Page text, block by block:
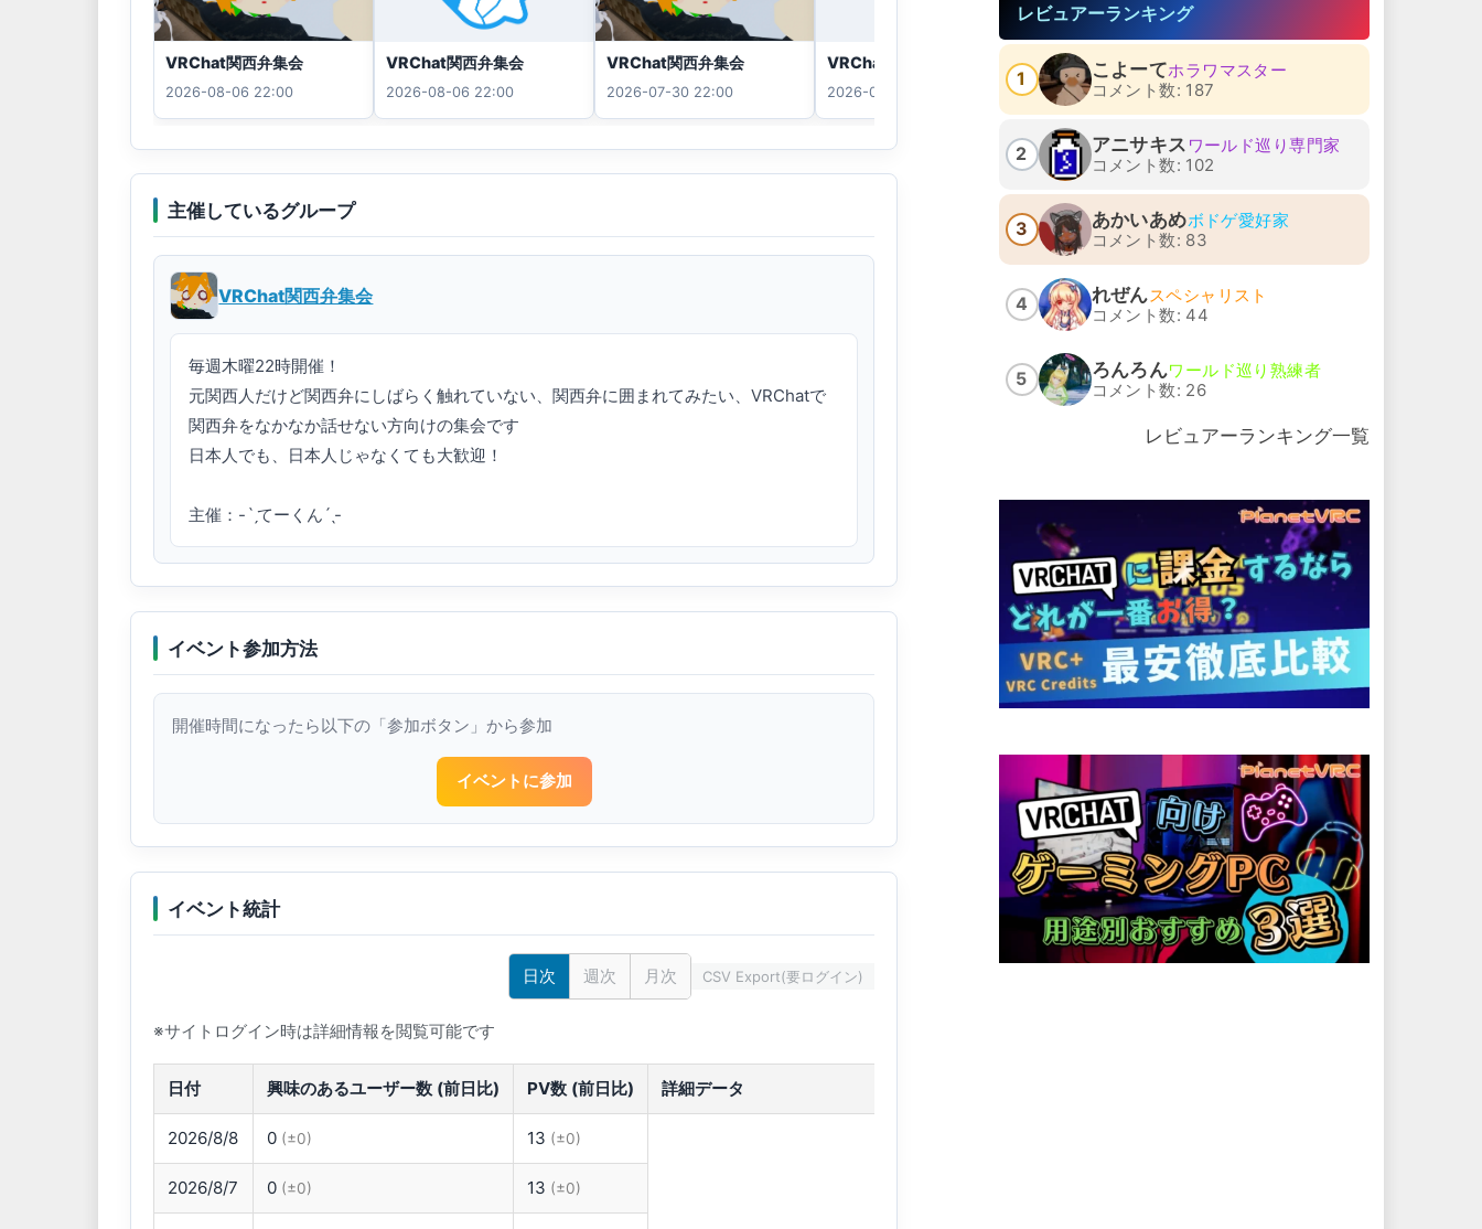
VRChat関西弁集会
2026-08-06 22:00
VRChat関西弁集会
2026-08-06 22:00
VRChat関西弁集会
2026-07-30 22:00
VRChat関西弁集会
2026-07-30 22:00
VRChat関西弁集会
2026-07-23 22:00
主催しているグループ
VRChat関西弁集会
毎週木曜22時開催！
元関西人だけど関西弁にしばらく触れていない、関西弁に囲まれてみたい、VRChatで
関西弁をなかなか話せない方向けの集会です
日本人でも、日本人じゃなくても大歓迎！
主催：-ˋˏてーくんˊˎ-
イベント参加方法
開催時間になったら以下の「参加ボタン」から参加
イベントに参加
イベント統計
日次 週次 月次 CSV Export(要ログイン)
※サイトログイン時は詳細情報を閲覧可能です
日付 興味のあるユーザー数 (前日比) PV数 (前日比) 詳細データ
2026/8/8 0 (±0) 13 (±0)
2026/8/7 0 (±0) 13 (±0)
レビュアーランキング
1 こよーてホラワマスター
コメント数: 187
2 アニサキス ワールド巡り専門家
コメント数: 102
3 あかいあめボドゲ愛好家
コメント数: 83
4 れぜんスペシャリスト
コメント数: 44
5 ろんろんワールド巡り熟練者
コメント数: 26
レビュアーランキング一覧